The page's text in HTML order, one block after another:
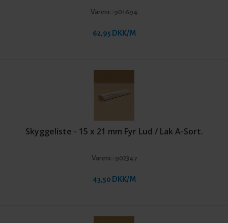
Varenr.: 901694
62,95 DKK/M
Skyggeliste - 15 x 21 mm Fyr Lud / Lak A-Sort.
Varenr.: 902347
43,50 DKK/M